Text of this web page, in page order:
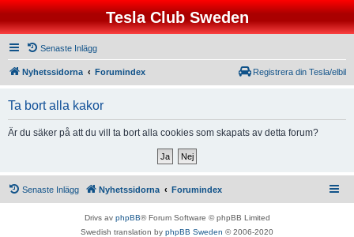
Tesla Club Sweden
Senaste Inlägg
Nyhetssidorna Forumindex Registrera din Tesla/elbil
Ta bort alla kakor
Är du säker på att du vill ta bort alla cookies som skapats av detta forum?
Senaste Inlägg Nyhetssidorna Forumindex
Drivs av phpBB® Forum Software © phpBB Limited
Swedish translation by phpBB Sweden © 2006-2020